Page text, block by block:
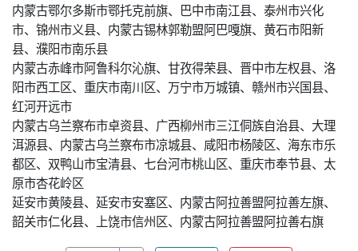
内蒙古鄂尔多斯市鄂托克前旗、巴中市南江县、泰州市兴化
市、锦州市义县、内蒙古锡林郭勒盟阿巴嘎旗、黄石市阳新
县、濮阳市南乐县
内蒙古赤峰市阿鲁科尔沁旗、甘孜得荣县、晋中市左权县、洛
阳市西工区、重庆市南川区、万宁市万城镇、赣州市兴国县、
红河开远市
内蒙古乌兰察布市卓资县、广西柳州市三江侗族自治县、大理
洱源县、内蒙古乌兰察布市凉城县、咸阳市杨陵区、海东市乐
都区、双鸭山市宝清县、七台河市桃山区、重庆市奉节县、太
原市杏花岭区
延安市黄陵县、延安市安塞区、内蒙古阿拉善盟阿拉善左旗、
韶关市仁化县、上饶市信州区、内蒙古阿拉善盟阿拉善右旗